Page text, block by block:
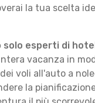
la tua scelta
solo esperti di
vacanza in
voli all'auto a
la